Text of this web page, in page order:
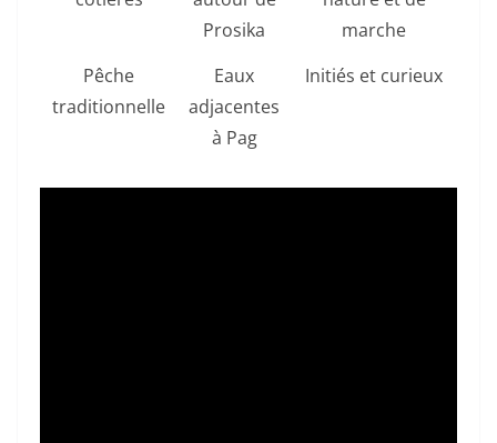
Prosika
marche
Pêche
traditionnelle
Eaux
adjacentes
à Pag
Initiés et curieux